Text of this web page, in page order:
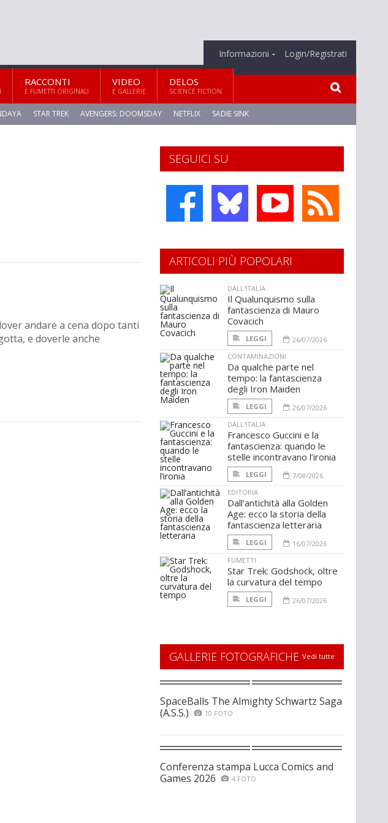
Informazioni Login/Registrati
RACCONTI
E FUMETTI ORIGINALI
VIDEO
E GALLERIE
DELOS
SCIENCE FICTION
STAR TREK AVENGERS: DOOMSDAY NETFLIX SADIE SINK
andare a cena dopo tanti
e doverle anche
SEGUICI SU
ARTICOLI PIÙ POPOLARI
DALL'ITALIA
Il Qualunquismo sulla
fantascienza di Mauro
Covacich
LEGGI
26/07/2026
CONTAMINAZIONI
Da qualche parte nel
tempo: la fantascienza
degli Iron Maiden
LEGGI
26/07/2026
DALL'ITALIA
Francesco Guccini e la
fantascienza: quando le
stelle incontravano l’ironia
LEGGI
7/08/2026
EDITORIA
Dall’antichità alla Golden
Age: ecco la storia della
fantascienza letteraria
LEGGI
16/07/2026
FUMETTI
Star Trek: Godshock, oltre
la curvatura del tempo
LEGGI 26/07/2026
GALLERIE FOTOGRAFICHE Vedi tutte
SpaceBalls The Almighty Schwartz Saga
(A.S.S.)
10 FOTO
Conferenza stampa Lucca Comics and
Games 2026
4 FOTO